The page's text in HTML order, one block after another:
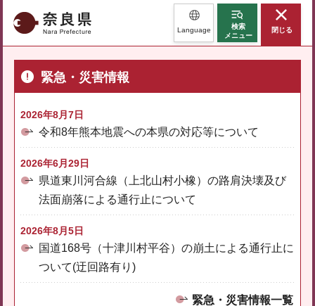
奈良県 Language
検索
メニュー
閉じる
緊急・災害情報
2026年8月7日
令和8年熊本地震への本県の対応等について
2026年6月29日
県道東川河合線（上北山村小橡）の路肩決壊及び
法面崩落による通行止について
2026年8月5日
国道168号（十津川村平谷）の崩土による通行止に
ついて(迂回路有り)
緊急・災害情報一覧